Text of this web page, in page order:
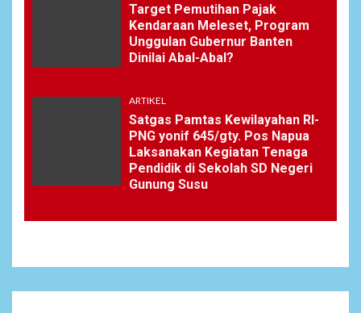
Target Pemutihan Pajak
Kendaraan Meleset, Program
Unggulan Gubernur Banten
Dinilai Abal-Abal?
ARTIKEL
Satgas Pamtas Kewilayahan RI-
PNG yonif 645/gty. Pos Napua
Laksanakan Kegiatan Tenaga
Pendidik di Sekolah SD Negeri
Gunung Susu